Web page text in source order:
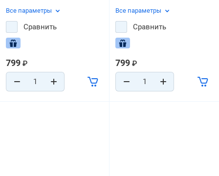
Все параметры
Сравнить
799 ₽
Все параметры
Сравнить
799 ₽